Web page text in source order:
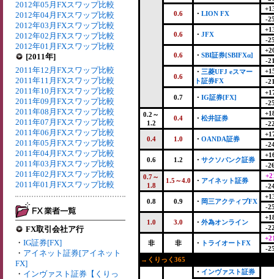
2012年05月FXスワップ比較
2012年04月FXスワップ比較
2012年03月FXスワップ比較
2012年02月FXスワップ比較
2012年01月FXスワップ比較
[2011年]
2011年12月FXスワップ比較
2011年11月FXスワップ比較
2011年10月FXスワップ比較
2011年09月FXスワップ比較
2011年08月FXスワップ比較
2011年07月FXスワップ比較
2011年06月FXスワップ比較
2011年05月FXスワップ比較
2011年04月FXスワップ比較
2011年03月FXスワップ比較
2011年02月FXスワップ比較
2011年01月FXスワップ比較
FX取引会社ア行
・ IG証券[FX]
・ アイネット証券[アイネット
FX]
・ インヴァスト証券【くりっ
0.6 ・ LION FX
-
0.6 ・ JFX
-
0.6 ・ SBI証券[SBIFXα]
-
0.6
・ 三菱UFJ eスマー
ト証券FX
-
0.7 ・ IG証券[FX]
-
0.2～
1.2
0.4 ・ 松井証券
-
0.4 1.0 ・ OANDA証券
-
0.6 1.2 ・ サクソバンク証券
-
0.7～
1.8
1.5～4.0 ・ アイネット証券
-
0.8 0.9 ・ 岡三アクティブFX
-
1.0 3.0 ・ 外為オンライン
-
非 非 ・ トライオートFX
-
→くりっく365
・ インヴァスト証券